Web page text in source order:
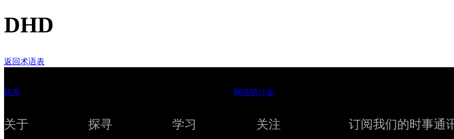
支
持
务
何
买
资
DHD
返回术语表
联系 网络研讨会
关于 探寻 学习 关注 订阅我们的时事通